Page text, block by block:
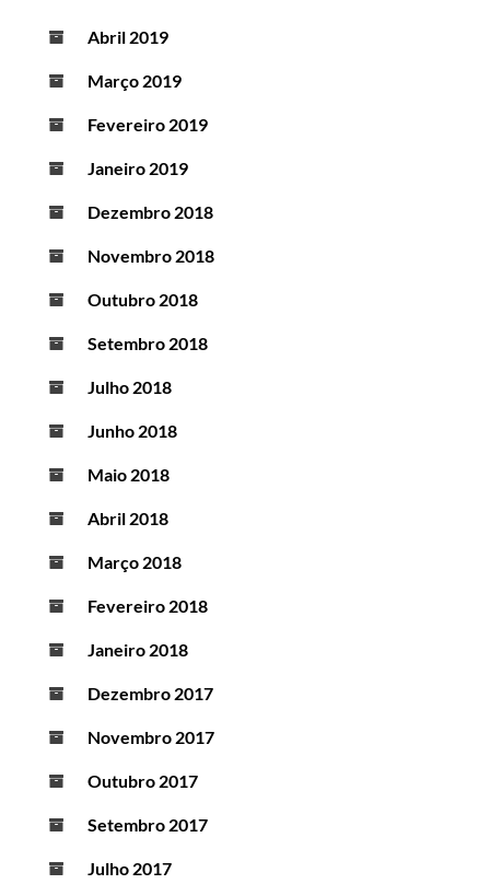
Abril 2019
Março 2019
Fevereiro 2019
Janeiro 2019
Dezembro 2018
Novembro 2018
Outubro 2018
Setembro 2018
Julho 2018
Junho 2018
Maio 2018
Abril 2018
Março 2018
Fevereiro 2018
Janeiro 2018
Dezembro 2017
Novembro 2017
Outubro 2017
Setembro 2017
Julho 2017